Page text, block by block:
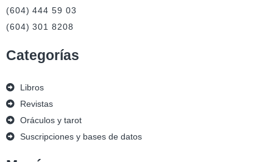
(604) 444 59 03
(604) 301 8208
Categorías
Libros
Revistas
Oráculos y tarot
Suscripciones y bases de datos